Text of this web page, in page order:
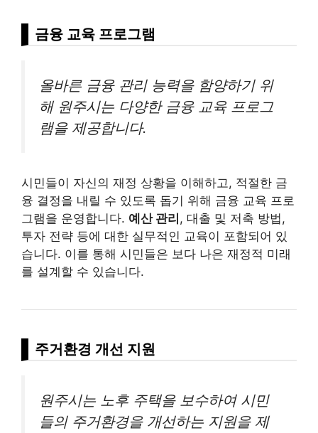
금융 교육 프로그램
올바른 금융 관리 능력을 함양하기 위
해 원주시는 다양한 금융 교육 프로그
램을 제공합니다.
시민들이 자신의 재정 상황을 이해하고, 적절한 금
융 결정을 내릴 수 있도록 돕기 위해 금융 교육 프로
그램을 운영합니다. 예산 관리 , 대출 및 저축 방법,
투자 전략 등에 대한 실무적인 교육이 포함되어 있
습니다. 이를 통해 시민들은 보다 나은 재정적 미래
를 설계할 수 있습니다.
주거환경 개선 지원
원주시는 노후 주택을 보수하여 시민
들의 주거환경을 개선하는 지원을 제